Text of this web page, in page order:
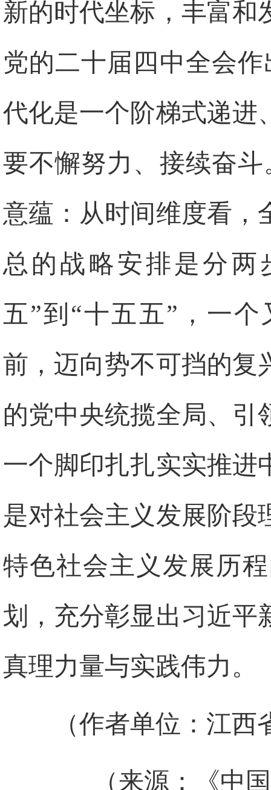
新的时代坐标，丰富和
党的二十届四中全会
代化是一个阶梯式递进
要不懈努力、接续奋
意蕴：从时间维度看，
总的战略安排是分两
五”到“十五五”，一
前，迈向势不可挡的
的党中央统揽全局、引
一个脚印扎扎实实推进
是对社会主义发展阶段
特色社会主义发展历
划，充分彰显出习近平
真理力量与实践伟力。
（作者单位：江
（来源：《中